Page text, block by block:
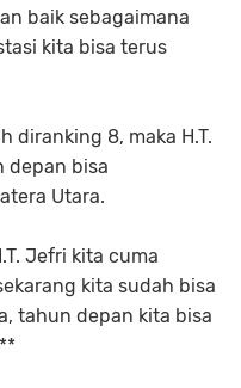
baik sebagaimana
kita bisa terus
diranking 8, maka H.T.
depan bisa
Utara.
Jefri kita cuma
kita sudah bisa
tahun depan kita bisa